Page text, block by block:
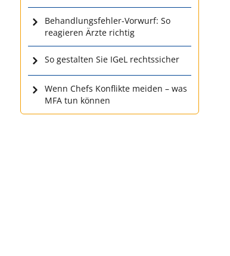
Behandlungsfehler-Vorwurf: So
reagieren Ärzte richtig
So gestalten Sie IGeL rechtssicher
Wenn Chefs Konflikte meiden – was
MFA tun können